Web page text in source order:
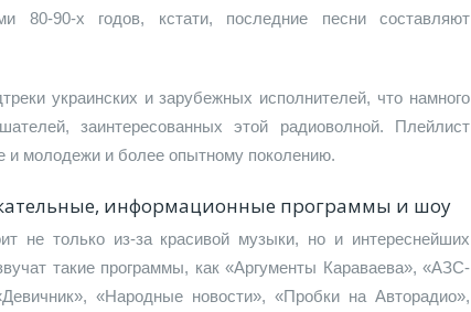
80-90-х годов, кстати, последние песни составляют
украинских и зарубежных исполнителей, что намного
заинтересованных этой радиоволной. Плейлист
и молодежи и более опытному поколению.
информационные программы и шоу
не только из-за красивой музыки, но и интереснейших
такие программы, как «Аргументы Караваева», «АЗС-
«Народные новости», «Пробки на Авторадио»,